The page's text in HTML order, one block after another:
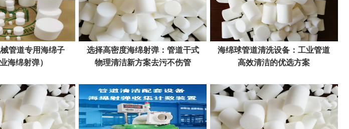
管道专用海绵子
海绵射弹）
选择高密度海绵射弹：管道干式
物理清洁新方案去污不伤管
海绵球管道清洗设备：工业管道
高效清洁的优选方案